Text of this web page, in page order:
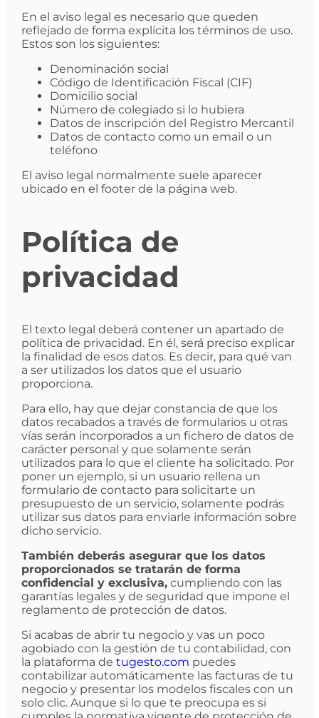
En el aviso legal es necesario que queden
reflejado de forma explícita los términos de uso.
Estos son los siguientes:
Denominación social
Código de Identificación Fiscal (CIF)
Domicilio social
Número de colegiado si lo hubiera
Datos de inscripción del Registro Mercantil
Datos de contacto como un email o un
teléfono
El aviso legal normalmente suele aparecer
ubicado en el footer de la página web.
Política de
privacidad
El texto legal deberá contener un apartado de
política de privacidad. En él, será preciso explicar
la finalidad de esos datos. Es decir, para qué van
a ser utilizados los datos que el usuario
proporciona.
Para ello, hay que dejar constancia de que los
datos recabados a través de formularios u otras
vías serán incorporados a un fichero de datos de
carácter personal y que solamente serán
utilizados para lo que el cliente ha solicitado. Por
poner un ejemplo, si un usuario rellena un
formulario de contacto para solicitarte un
presupuesto de un servicio, solamente podrás
utilizar sus datos para enviarle información sobre
dicho servicio.
También deberás asegurar que los datos
proporcionados se tratarán de forma
confidencial y exclusiva,cumpliendo con las
garantías legales y de seguridad que impone el
reglamento de protección de datos.
Si acabas de abrir tu negocio y vas un poco
agobiado con la gestión de tu contabilidad, con
la plataforma de tugesto.com puedes
contabilizar automáticamente las facturas de tu
negocio y presentar los modelos fiscales con un
solo clic. Aunque si lo que te preocupa es si